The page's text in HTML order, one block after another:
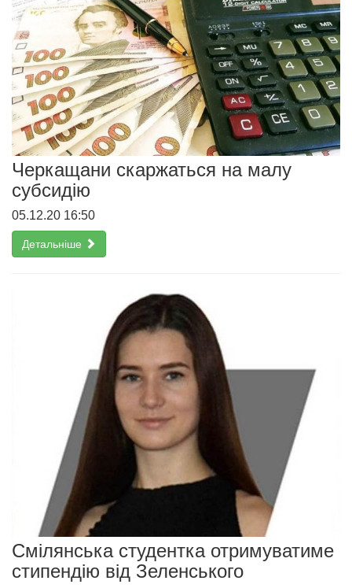
Черкащани скаржаться на малу
субсидію
05.12.20 16:50
Детальніше
Смілянська студентка отримуватиме
стипендію від Зеленського